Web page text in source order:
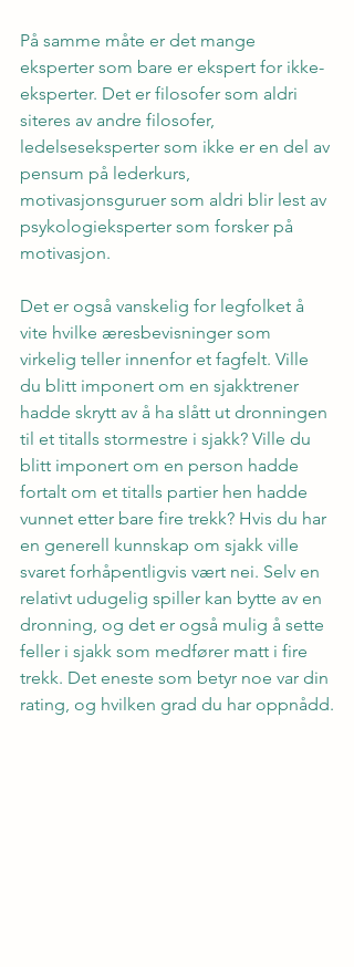
På samme måte er det mange
eksperter som bare er ekspert for ikke-
eksperter. Det er filosofer som aldri
siteres av andre filosofer,
ledelseseksperter som ikke er en del av
pensum på lederkurs,
motivasjonsguruer som aldri blir lest av
psykologieksperter som forsker på
motivasjon.
Det er også vanskelig for legfolket å
vite hvilke æresbevisninger som
virkelig teller innenfor et fagfelt. Ville
du blitt imponert om en sjakktrener
hadde skrytt av å ha slått ut dronningen
til et titalls stormestre i sjakk? Ville du
blitt imponert om en person hadde
fortalt om et titalls partier hen hadde
vunnet etter bare fire trekk? Hvis du har
en generell kunnskap om sjakk ville
svaret forhåpentligvis vært nei. Selv en
relativt udugelig spiller kan bytte av en
dronning, og det er også mulig å sette
feller i sjakk som medfører matt i fire
trekk. Det eneste som betyr noe var din
rating, og hvilken grad du har oppnådd.